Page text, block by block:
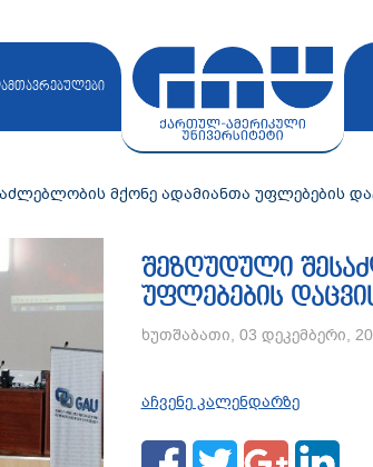
მქონე ადამიანთა უფლებების
შეზღუდული
უფლებების
ხუთშაბათი, 03 დეკემბერი,
აჩვენე კალენდარზე